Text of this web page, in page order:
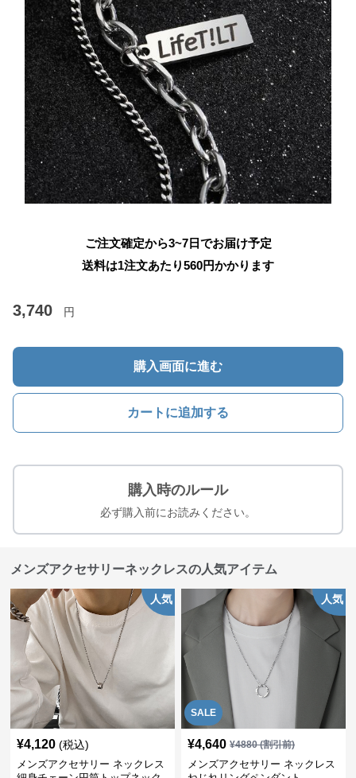
ご注文確定から3~7日でお届け予定
送料は1注文あたり560円かかります
3,740 円
購入画面に進む
カートに追加する
購入時のルール
必ず購入前にお読みください。
メンズアクセサリーネックレスの人気アイテム
人気
¥4,120 (税込)
メンズアクセサリー ネックレス
SALE
人気
¥4,640 ¥4880(割引前)
メンズアクセサリー ネックレス